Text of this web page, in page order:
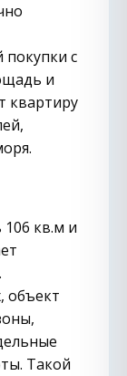
с
и
квартиру
кв.м и
объект
Такой